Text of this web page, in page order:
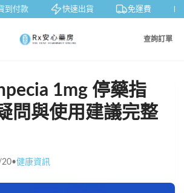
付款 快速出貨 免運費
查詢訂單
1mg 停藥指
問與使用建議完整
•健康資訊